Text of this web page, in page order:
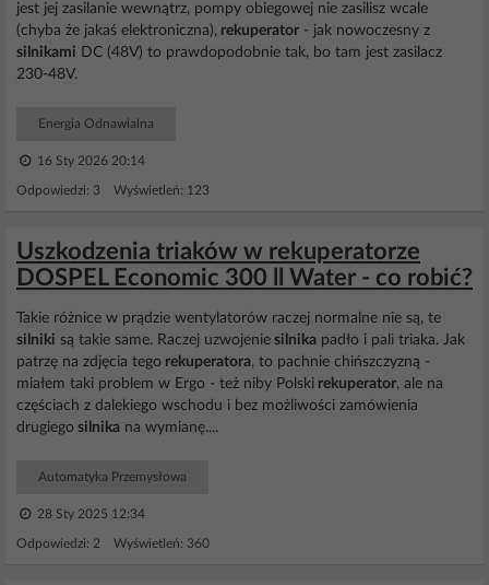
jest jej zasilanie wewnątrz, pompy obiegowej nie zasilisz wcale
(chyba że jakaś elektroniczna), rekuperator - jak nowoczesny z
silnikami DC (48V) to prawdopodobnie tak, bo tam jest zasilacz
230-48V.
Energia Odnawialna
16 Sty 2026 20:14
Odpowiedzi: 3 Wyświetleń: 123
Uszkodzenia triaków w rekuperatorze
DOSPEL Economic 300 ll Water - co robić?
Takie różnice w prądzie wentylatorów raczej normalne nie są, te
silniki są takie same. Raczej uzwojenie silnika padło i pali triaka. Jak
patrzę na zdjęcia tego rekuperatora, to pachnie chińszczyzną -
miałem taki problem w Ergo - też niby Polski rekuperator, ale na
częściach z dalekiego wschodu i bez możliwości zamówienia
drugiego silnika na wymianę....
Automatyka Przemysłowa
28 Sty 2025 12:34
Odpowiedzi: 2 Wyświetleń: 360